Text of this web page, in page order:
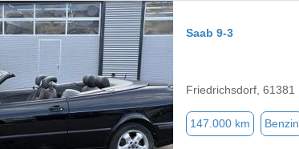
Saab 9-3
Friedrichsdorf, 61381
147.000 km Benzin